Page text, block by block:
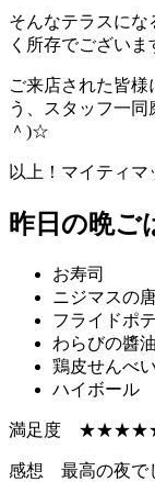
そんなテラスにな
く所存でございま
ご来店された皆
う、スタッフ一
＾)☆
以上！マイティマ
昨日の晩ご
お寿司
ニジマスの
フライドポ
わらびの醬
鶏皮せんべい
ハイボール
満足度
感想 最高の夜